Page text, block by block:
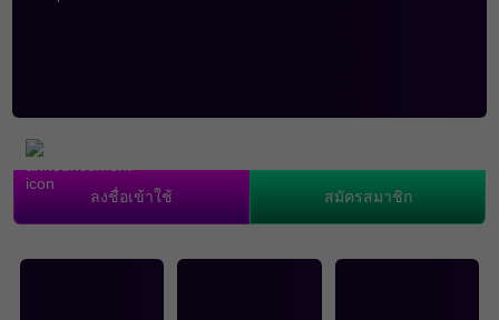
สมัครสมาชิก
ลงชื่อเข้าใช้